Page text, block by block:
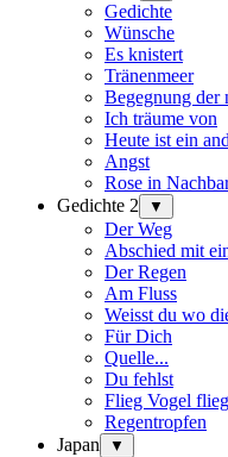
Gedichte
Wünsche
Es knistert
Tränenmeer
Begegnung der
Ich träume von
Heute ist ein
Angst
Rose in
Gedichte 2
▼
Der Weg
Abschied mit
Der Regen
Am Fluss
Weisst du wo
Für Dich
Quelle...
Du fehlst
Flieg Vogel flieg
Regentropfen
Japan
▼